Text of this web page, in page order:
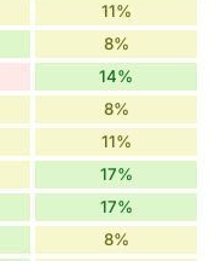
11%
8%
14%
8%
11%
17%
17%
8%